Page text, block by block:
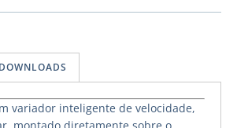
DOWNLOADS
variador inteligente de velocidade,